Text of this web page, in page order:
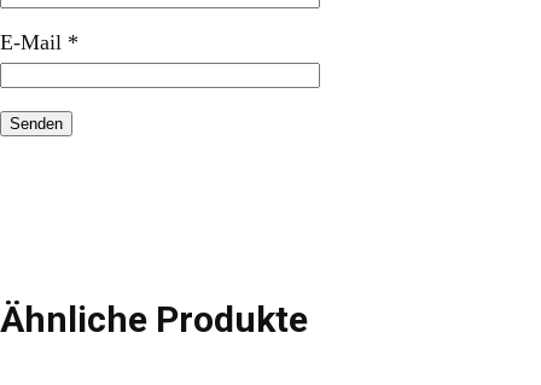
E-Mail *
Ähnliche Produkte